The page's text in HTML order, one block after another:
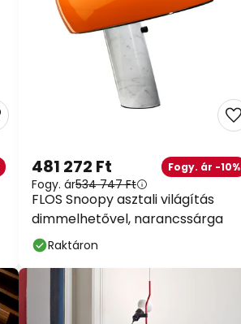
FLOS Snoopy asztali világítás
dimmelhetővel, narancssárga
481 272 Ft Fogy. ár -10%
Fogy. ár534 747 Ft
Raktáron